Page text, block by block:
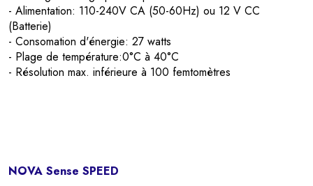
- Alimentation: 110-240V CA (50-60Hz) ou 12 V CC
(Batterie)
- Consomation d'énergie: 27 watts
- Plage de température:0°C à 40°C
- Résolution max. inférieure à 100 femtomètres
NOVA Sense SPEED